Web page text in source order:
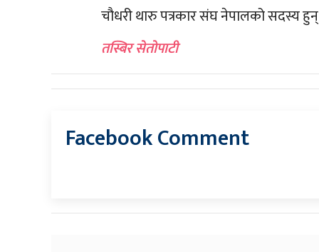
चौधरी थारु पत्रकार संघ नेपालको सदस्य
तस्बिर सेतोपाटी
Facebook Comment